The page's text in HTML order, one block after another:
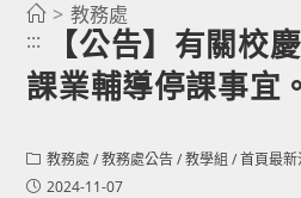
> 教務處
:::
【公告】有關校
課業輔導停課事宜。
Post
category:
教務處 / 教務處公告 / 教學組 / 首頁最
Post2024-11-07